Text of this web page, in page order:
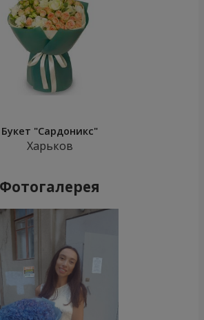
Букет "Сардоникс"
Харьков
Фотогалерея